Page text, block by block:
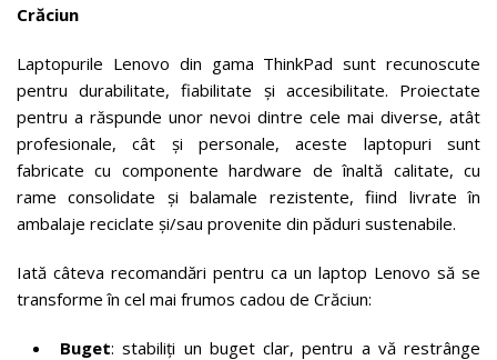
Crăciun
Laptopurile Lenovo din gama ThinkPad sunt recunoscute
pentru durabilitate, fiabilitate și accesibilitate. Proiectate
pentru a răspunde unor nevoi dintre cele mai diverse, atât
profesionale, cât și personale, aceste laptopuri sunt
fabricate cu componente hardware de înaltă calitate, cu
rame consolidate și balamale rezistente, fiind livrate în
ambalaje reciclate și/sau provenite din păduri sustenabile.
Iată câteva recomandări pentru ca un laptop Lenovo să se
transforme în cel mai frumos cadou de Crăciun:
Buget: stabiliți un buget clar, pentru a vă restrânge